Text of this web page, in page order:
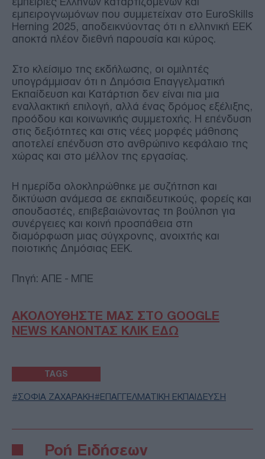
εμπειρογνωμόνων που συμμετείχαν στο EuroSkills
Herning 2025, αποδεικνύοντας ότι η ελληνική ΕΕΚ
αποκτά πλέον διεθνή παρουσία και κύρος.
Στο κλείσιμο της εκδήλωσης, οι ομιλητές
υπογράμμισαν ότι η Δημόσια Επαγγελματική
Εκπαίδευση και Κατάρτιση δεν είναι πια μια
εναλλακτική επιλογή, αλλά ένας δρόμος εξέλιξης,
προόδου και κοινωνικής συμμετοχής. Η επένδυση
στις δεξιότητες και στις νέες μορφές μάθησης
αποτελεί επένδυση στο ανθρώπινο κεφάλαιο της
χώρας και στο μέλλον της εργασίας.
Η ημερίδα ολοκληρώθηκε με συζήτηση και
δικτύωση ανάμεσα σε εκπαιδευτικούς, φορείς και
σπουδαστές, επιβεβαιώνοντας τη βούληση για
συνέργειες και κοινή προσπάθεια στη
διαμόρφωση μιας σύγχρονης, ανοιχτής και
ποιοτικής Δημόσιας ΕΕΚ.
Πηγή: ΑΠΕ - ΜΠΕ
ΑΚΟΛΟΥΘΗΣΤΕ ΜΑΣ ΣΤΟ GOOGLE
NEWS ΚΑΝΟΝΤΑΣ ΚΛΙΚ ΕΔΩ
TAGS
ΣΟΦΙΑ ΖΑΧΑΡΑΚΗ ΕΠΑΓΓΕΛΜΑΤΙΚΗ ΕΚΠΑΙΔΕΥΣΗ
Ροή Ειδήσεων